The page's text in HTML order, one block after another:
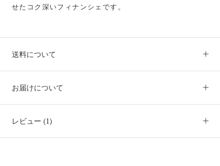
せたコク深いフィナンシェです。
送料について
お届けについて
レビュー (1)